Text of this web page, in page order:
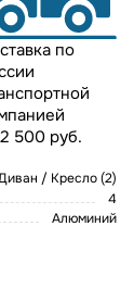
по
500 руб.
/ Кресло (2)
4
Алюминий